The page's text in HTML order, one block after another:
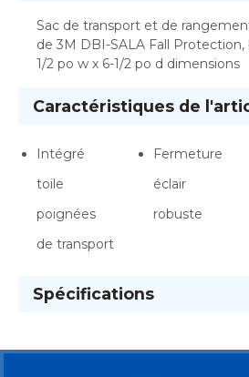
Sac de transport et de
de 3M DBI-SALA Fall Protection,
1/2 po w x 6-1/2 po d dimensions
Caractéristiques de
Intégré
toile
poignées
de transport
Fermeture
éclair
robuste
Spécifications